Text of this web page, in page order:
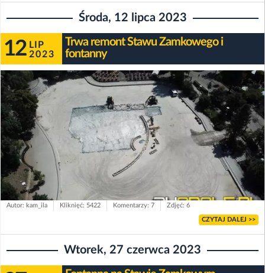
Środa, 12 lipca 2023
12 LIP
2023
Trwa remont Stawu Zamkowego i
fontanny
Autor: kam_ila Kliknięć: 5422 Komentarzy: 7 Zdjęć: 6
CZYTAJ DALEJ >>
Wtorek, 27 czerwca 2023